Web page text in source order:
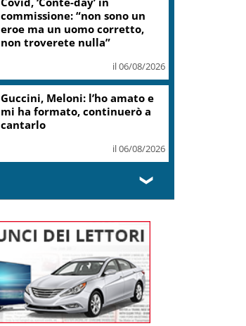
“Una notte di Casanova” di
Migliorini chiude Festival
teatro Volterra
Valle d’Aosta, torna la festa
del lardo di Arnad: c’è anche il
gelato
il 06/08/2026
❯